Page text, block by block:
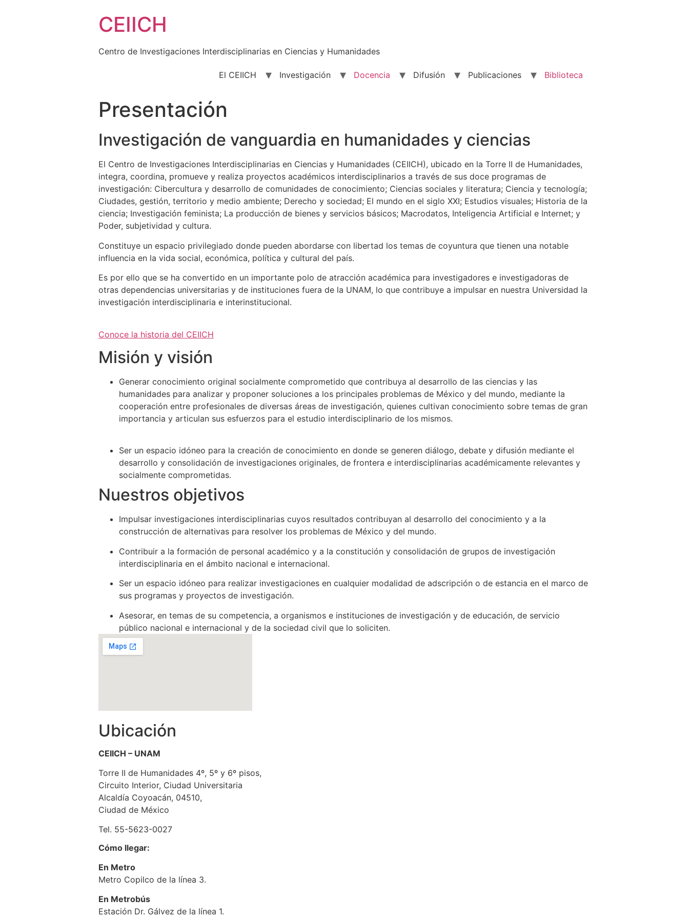
CEIICH
Centro de Investigaciones Interdisciplinarias en Ciencias y Humanidades
El CEIICH Investigación Docencia Difusión Publicaciones Biblioteca
Presentación
Investigación de vanguardia en humanidades y ciencias​
El Centro de Investigaciones Interdisciplinarias en Ciencias y Humanidades (CEIICH), ubicado en la Torre II de Humanidades,
integra, coordina, promueve y realiza proyectos académicos interdisciplinarios a través de sus doce programas de
investigación: Cibercultura y desarrollo de comunidades de conocimiento; Ciencias sociales y literatura; Ciencia y tecnología;
Ciudades, gestión, territorio y medio ambiente; Derecho y sociedad; El mundo en el siglo XXI; Estudios visuales; Historia de la
ciencia; Investigación feminista; La producción de bienes y servicios básicos; Macrodatos, Inteligencia Artificial e Internet; y
Poder, subjetividad y cultura.
Constituye un espacio privilegiado donde pueden abordarse con libertad los temas de coyuntura que tienen una notable
influencia en la vida social, económica, política y cultural del país.
Es por ello que se ha convertido en un importante polo de atracción académica para investigadores e investigadoras de
otras dependencias universitarias y de instituciones fuera de la UNAM, lo que contribuye a impulsar en nuestra Universidad la
investigación interdisciplinaria e interinstitucional.
Conoce la historia del CEIICH
Misión y visión
Generar conocimiento original socialmente comprometido que contribuya al desarrollo de las ciencias y las
humanidades para analizar y proponer soluciones a los principales problemas de México y del mundo, mediante la
cooperación entre profesionales de diversas áreas de investigación, quienes cultivan conocimiento sobre temas de gran
importancia y articulan sus esfuerzos para el estudio interdisciplinario de los mismos.
Ser un espacio idóneo para la creación de conocimiento en donde se generen diálogo, debate y difusión mediante el
desarrollo y consolidación de investigaciones originales, de frontera e interdisciplinarias académicamente relevantes y
socialmente comprometidas.
Nuestros objetivos
Impulsar investigaciones interdisciplinarias cuyos resultados contribuyan al desarrollo del conocimiento y a la
construcción de alternativas para resolver los problemas de México y del mundo.
Contribuir a la formación de personal académico y a la constitución y consolidación de grupos de investigación
interdisciplinaria en el ámbito nacional e internacional.
Ser un espacio idóneo para realizar investigaciones en cualquier modalidad de adscripción o de estancia en el marco de
sus programas y proyectos de investigación.
Asesorar, en temas de su competencia, a organismos e instituciones de investigación y de educación, de servicio
público nacional e internacional y de la sociedad civil que lo soliciten.
Ubicación
CEIICH – UNAM
Torre II de Humanidades 4º, 5º y 6º pisos,
Circuito Interior, Ciudad Universitaria
Alcaldía Coyoacán, 04510,
Ciudad de México
Tel. 55-5623-0027
Cómo llegar:
En Metro
Metro Copilco de la línea 3.
En Metrobús
Estación Dr. Gálvez de la línea 1.